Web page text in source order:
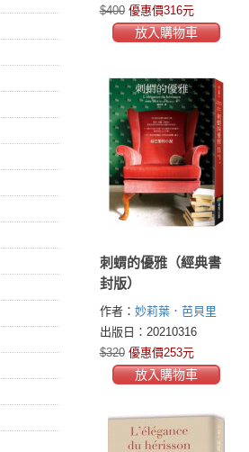
$400 優惠價316元
放入購物車
刺蝟的優雅（經典書
封版）
作者： 妙莉葉．芭貝里
(Muriel Barbery)
出版日：20210316
$320 優惠價253元
放入購物車